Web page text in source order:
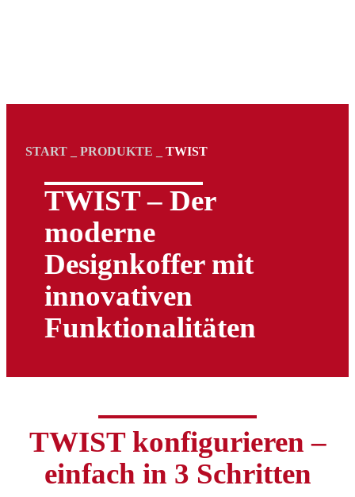
START PRODUKTE TWIST
TWIST – Der
moderne
Designkoffer mit
innovativen
Funktionalitäten
TWIST konfigurieren –
einfach in 3 Schritten